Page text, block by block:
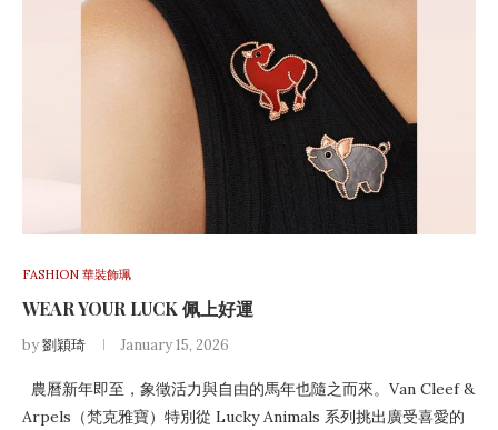
FASHION 華裝飾珮
WEAR YOUR LUCK 佩上好運
by劉穎琦 January 15, 2026
農曆新年即至，象徵活力與自由的馬年也隨之而來。Van Cleef &
Arpels（梵克雅寶）特別從 Lucky Animals 系列挑出廣受喜愛的